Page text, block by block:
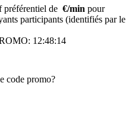
préférentiel de €/min pour
participants (identifiés par le
12:48:14
code promo?